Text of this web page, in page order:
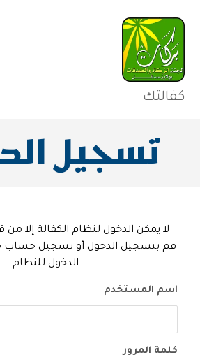
كفالتك
تسجيل
لا يمكن الدخول لنظام الكفالة إلا
قم بتسجيل الدخول أو تسجيل حساب
الدخول للنظام.
اسم المستخدم
كلمة المرور